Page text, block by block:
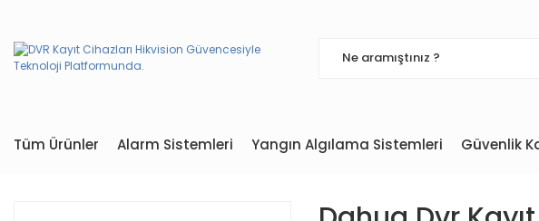
Tüm Ürünler Alarm Sistemleri Yangın Algılama Sistemleri Güvenlik